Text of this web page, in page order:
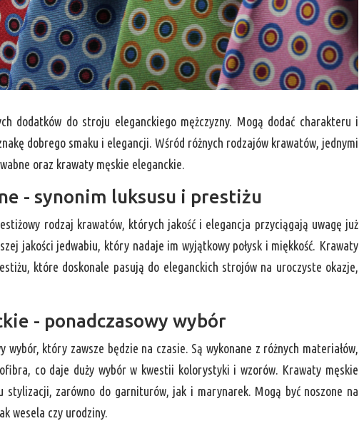
dodatków do stroju eleganckiego mężczyzny. Mogą dodać charakteru i
dobrego smaku i elegancji. Wśród różnych rodzajów krawatów, jednymi
oraz krawaty męskie eleganckie.
- synonim luksusu i prestiżu
rodzaj krawatów, których jakość i elegancja przyciągają uwagę już
jakości jedwabiu, który nadaje im wyjątkowy połysk i miękkość. Krawaty
które doskonale pasują do eleganckich strojów na uroczyste okazje,
- ponadczasowy wybór
który zawsze będzie na czasie. Są wykonane z różnych materiałów,
co daje duży wybór w kwestii kolorystyki i wzorów. Krawaty męskie
stylizacji, zarówno do garniturów, jak i marynarek. Mogą być noszone na
wesela czy urodziny.